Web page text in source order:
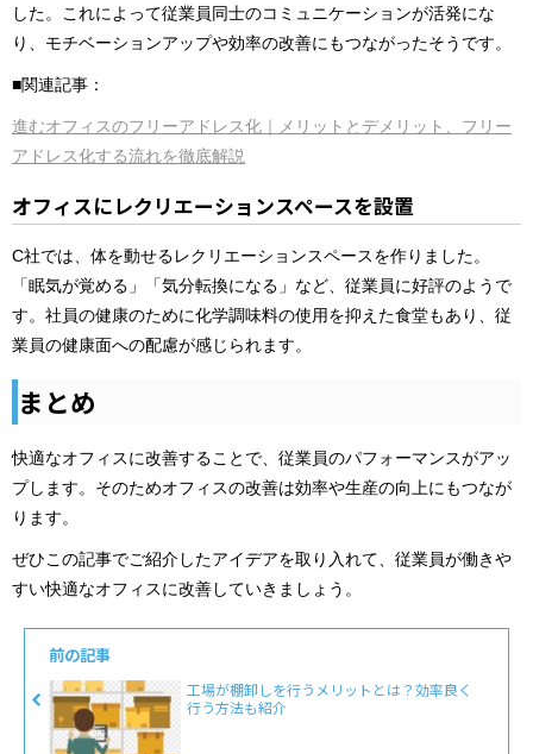
した。これによって従業員同士のコミュニケーションが活発にな
り、モチベーションアップや効率の改善にもつながったそうです。
■関連記事：
進むオフィスのフリーアドレス化｜メリットとデメリット、フリー
アドレス化する流れを徹底解説
オフィスにレクリエーションスペースを設置
C社では、体を動せるレクリエーションスペースを作りました。
「眠気が覚める」「気分転換になる」など、従業員に好評のようで
す。社員の健康のために化学調味料の使用を抑えた食堂もあり、従
業員の健康面への配慮が感じられます。
まとめ
快適なオフィスに改善することで、従業員のパフォーマンスがアッ
プします。そのためオフィスの改善は効率や生産の向上にもつなが
ります。
ぜひこの記事でご紹介したアイデアを取り入れて、従業員が働きや
すい快適なオフィスに改善していきましょう。
前の記事
工場が棚卸しを行うメリットとは？効率良く
行う方法も紹介